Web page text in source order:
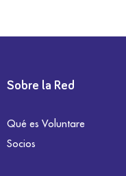
Sobre la Red
Qué es Voluntare
Socios